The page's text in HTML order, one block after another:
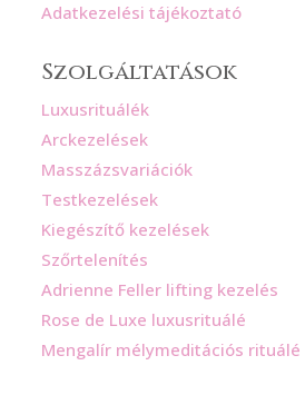
Adatkezelési tájékoztató
Szolgáltatások
Luxusrituálék
Arckezelések
Masszázsvariációk
Testkezelések
Kiegészítő kezelések
Szőrtelenítés
Adrienne Feller lifting kezelés
Rose de Luxe luxusrituálé
Mengalír mélymeditációs rituálé